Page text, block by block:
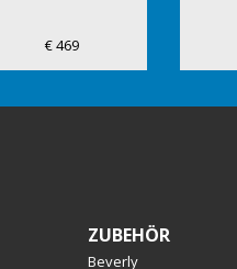
€ 469
ZUBEHÖR
Beverly